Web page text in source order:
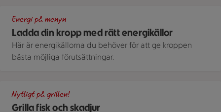
Ladda din kropp med rätt energikällor
Energi på menyn
Här är energikällorna du behöver för att ge kroppen
bästa möjliga förutsättningar.
Grilla fisk och skadjur
Nyttigt på grillen!